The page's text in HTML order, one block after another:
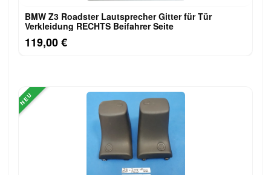
BMW Z3 Roadster Lautsprecher Gitter für Tür
Verkleidung RECHTS Beifahrer Seite
119,00 €
NEU